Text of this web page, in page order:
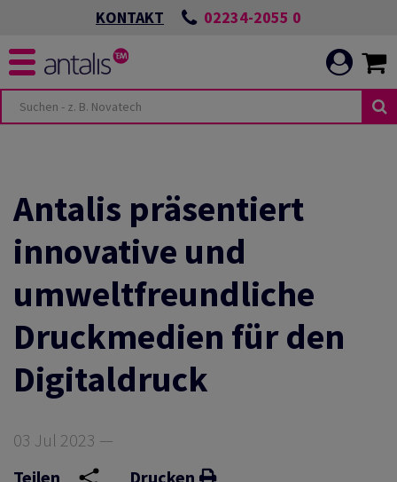
KONTAKT 02234-2055 0
POSITIVEN
SCHÜTZEN UND
Antalis präsentiert
innovative und
umweltfreundliche
Druckmedien für den
Digitaldruck
03 Jul 2023 —
Teilen
Drucken